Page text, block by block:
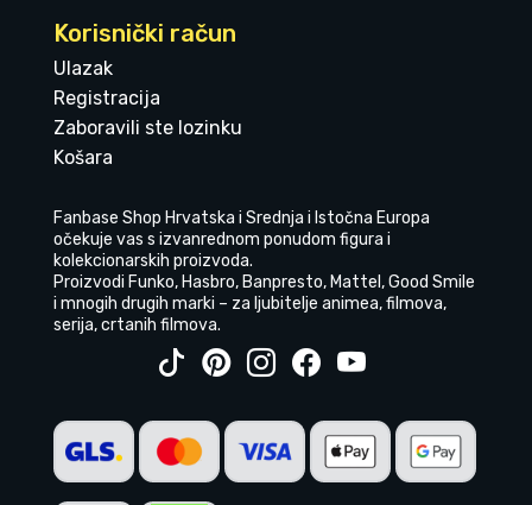
Korisnički račun
Ulazak
Registracija
Zaboravili ste lozinku
Košara
Fanbase Shop Hrvatska i Srednja i Istočna Europa
očekuje vas s izvanrednom ponudom figura i
kolekcionarskih proizvoda.
Proizvodi Funko, Hasbro, Banpresto, Mattel, Good Smile
i mnogih drugih marki – za ljubitelje animea, filmova,
serija, crtanih filmova.